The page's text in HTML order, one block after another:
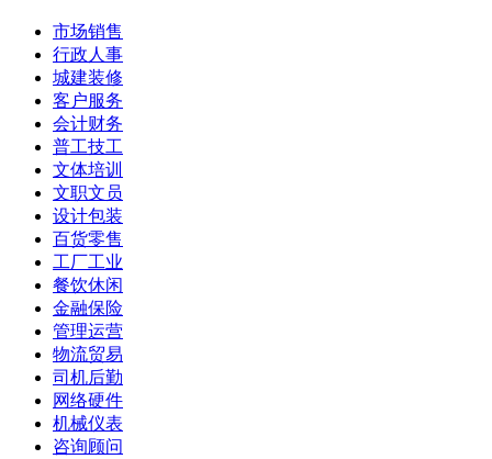
市场销售
行政人事
城建装修
客户服务
会计财务
普工技工
文体培训
文职文员
设计包装
百货零售
工厂工业
餐饮休闲
金融保险
管理运营
物流贸易
司机后勤
网络硬件
机械仪表
咨询顾问